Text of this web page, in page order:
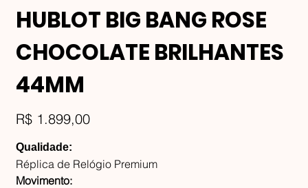
HUBLOT BIG BANG ROSE
CHOCOLATE BRILHANTES
44MM
Preço
R$ 1.899,00
Qualidade:
Réplica de Relógio Premium
Movimento: